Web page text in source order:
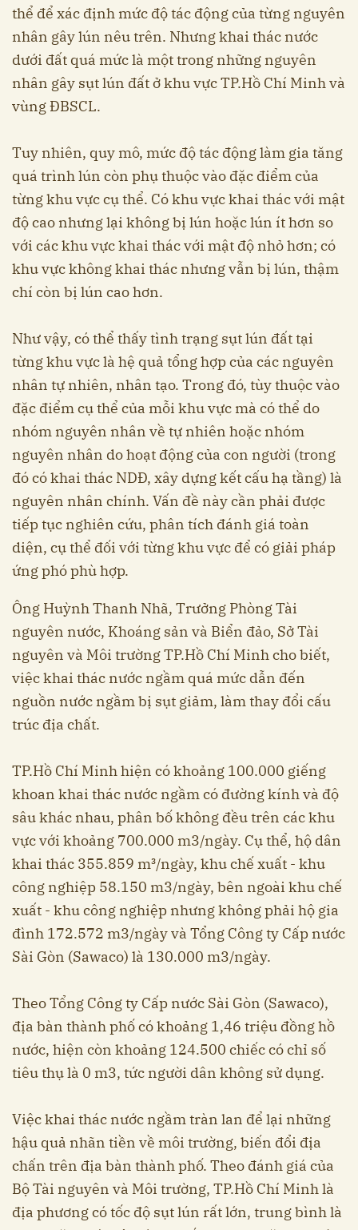
thể để xác định mức độ tác động của từng nguyên
nhân gây lún nêu trên. Nhưng khai thác nước
dưới đất quá mức là một trong những nguyên
nhân gây sụt lún đất ở khu vực TP.Hồ Chí Minh và
vùng ĐBSCL.
Tuy nhiên, quy mô, mức độ tác động làm gia tăng
quá trình lún còn phụ thuộc vào đặc điểm của
từng khu vực cụ thể. Có khu vực khai thác với mật
độ cao nhưng lại không bị lún hoặc lún ít hơn so
với các khu vực khai thác với mật độ nhỏ hơn; có
khu vực không khai thác nhưng vẫn bị lún, thậm
chí còn bị lún cao hơn.
Như vậy, có thể thấy tình trạng sụt lún đất tại
từng khu vực là hệ quả tổng hợp của các nguyên
nhân tự nhiên, nhân tạo. Trong đó, tùy thuộc vào
đặc điểm cụ thể của mỗi khu vực mà có thể do
nhóm nguyên nhân về tự nhiên hoặc nhóm
nguyên nhân do hoạt động của con người (trong
đó có khai thác NDĐ, xây dựng kết cấu hạ tầng) là
nguyên nhân chính. Vấn đề này cần phải được
tiếp tục nghiên cứu, phân tích đánh giá toàn
diện, cụ thể đối với từng khu vực để có giải pháp
ứng phó phù hợp.
Ông Huỳnh Thanh Nhã, Trưởng Phòng Tài
nguyên nước, Khoáng sản và Biển đảo, Sở Tài
nguyên và Môi trường TP.Hồ Chí Minh cho biết,
việc khai thác nước ngầm quá mức dẫn đến
nguồn nước ngầm bị sụt giảm, làm thay đổi cấu
trúc địa chất.
TP.Hồ Chí Minh hiện có khoảng 100.000 giếng
khoan khai thác nước ngầm có đường kính và độ
sâu khác nhau, phân bố không đều trên các khu
vực với khoảng 700.000 m3/ngày. Cụ thể, hộ dân
khai thác 355.859 m³/ngày, khu chế xuất - khu
công nghiệp 58.150 m3/ngày, bên ngoài khu chế
xuất - khu công nghiệp nhưng không phải hộ gia
đình 172.572 m3/ngày và Tổng Công ty Cấp nước
Sài Gòn (Sawaco) là 130.000 m3/ngày.
Theo Tổng Công ty Cấp nước Sài Gòn (Sawaco),
địa bàn thành phố có khoảng 1,46 triệu đồng hồ
nước, hiện còn khoảng 124.500 chiếc có chỉ số
tiêu thụ là 0 m3, tức người dân không sử dụng.
Việc khai thác nước ngầm tràn lan để lại những
hậu quả nhãn tiền về môi trường, biến đổi địa
chấn trên địa bàn thành phố. Theo đánh giá của
Bộ Tài nguyên và Môi trường, TP.Hồ Chí Minh là
địa phương có tốc độ sụt lún rất lớn, trung bình là